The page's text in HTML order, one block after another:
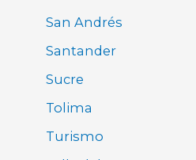
San Andrés
Santander
Sucre
Tolima
Turismo